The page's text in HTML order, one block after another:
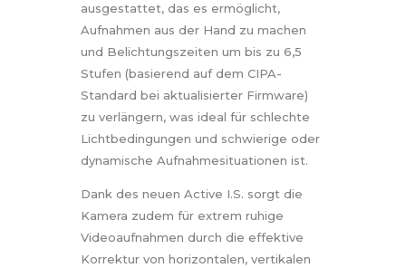
ausgestattet, das es ermöglicht,
Aufnahmen aus der Hand zu machen
und Belichtungszeiten um bis zu 6,5
Stufen (basierend auf dem CIPA-
Standard bei aktualisierter Firmware)
zu verlängern, was ideal für schlechte
Lichtbedingungen und schwierige oder
dynamische Aufnahmesituationen ist.
Dank des neuen Active I.S. sorgt die
Kamera zudem für extrem ruhige
Videoaufnahmen durch die effektive
Korrektur von horizontalen, vertikalen